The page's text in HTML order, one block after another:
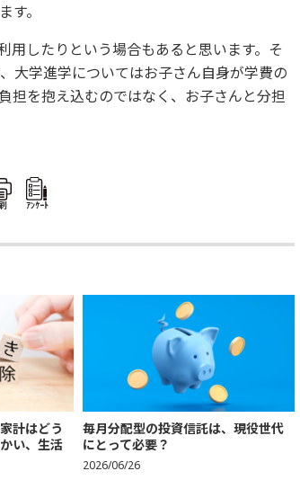
。
用したりという場合もあると思います。そ
大学進学についてはお子さん自身が学費の
担を抱え込むのではなく、お子さんと分担
ｱﾝｹｰﾄ
計はどう
い、生活
毎月分配型の投資信託は、現役世代
にとって必要？
2026/06/26